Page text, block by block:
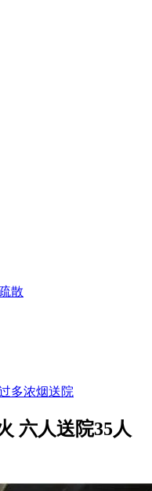
散
多浓烟送院
六人送院35人